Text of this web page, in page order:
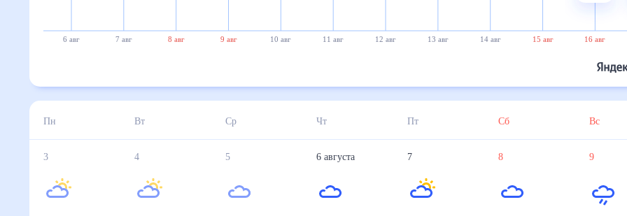
6 авг 7 авг 8 авг 9 авг 10 авг 11 авг 12 авг 13 авг 14 авг 15 авг 16 авг
Пн Вт Ср Чт Пт Сб Вс
3 4 5 6 августа 7 8 9